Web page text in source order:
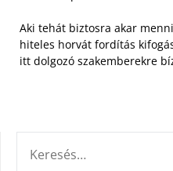
Aki tehát biztosra akar
hiteles horvát fordítás
itt dolgozó szakemberekre